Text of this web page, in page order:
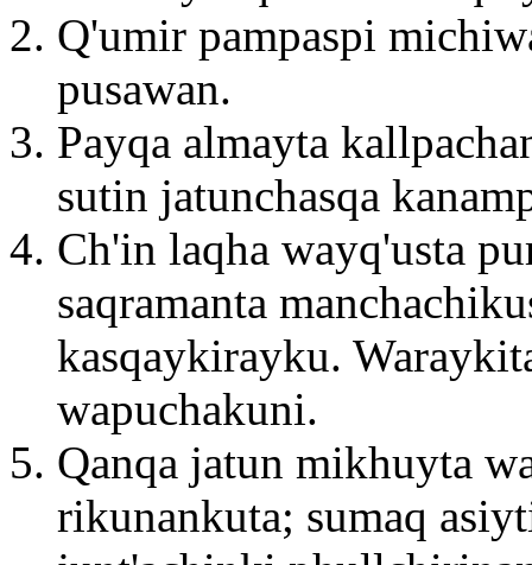
Q'umir pampaspi
pusawan.
Payqa almayta
sutin jatunchasqa
Ch'in laqha wayq'usta
saqramanta
kasqaykirayku.
wapuchakuni.
Qanqa jatun mikhuyta
rikunankuta; sumaq